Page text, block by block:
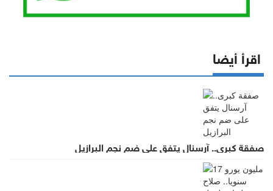
اقرأ أيضا
صفقة كبرى.. آرسنال يتفق على ضم نجم البرازيل